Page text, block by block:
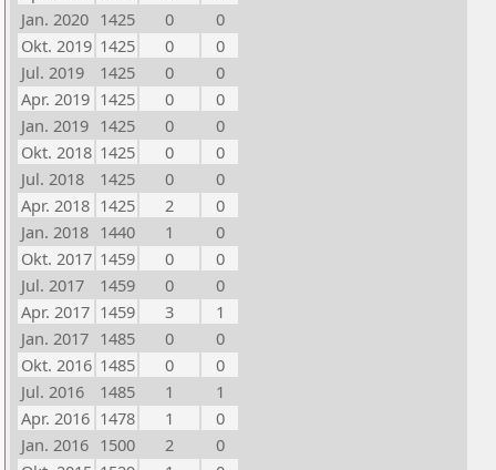
Jan. 2020 1425 0
0
Okt. 2019 1425 0
0
Jul. 2019
1425 0
0
Apr. 2019 1425 0
0
Jan. 2019 1425 0
0
Okt. 2018 1425 0
0
Jul. 2018
1425 0
0
Apr. 2018 1425 2
0
Jan. 2018 1440 1
0
Okt. 2017 1459 0
0
Jul. 2017
1459 0
0
Apr. 2017 1459 3
1
Jan. 2017 1485 0
0
Okt. 2016 1485 0
0
Jul. 2016
1485 1
1
Apr. 2016 1478 1
0
Jan. 2016 1500 2
0